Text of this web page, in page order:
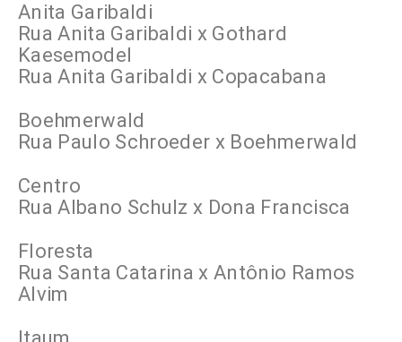
Anita Garibaldi
Rua Anita Garibaldi x Gothard
Kaesemodel
Rua Anita Garibaldi x Copacabana
Boehmerwald
Rua Paulo Schroeder x Boehmerwald
Centro
Rua Albano Schulz x Dona Francisca
Floresta
Rua Santa Catarina x Antônio Ramos
Alvim